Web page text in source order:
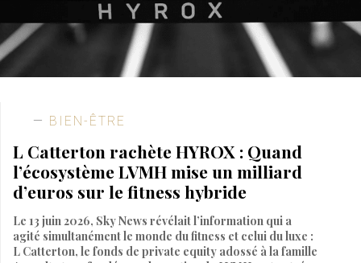
BIEN-ÊTRE
L Catterton rachète HYROX : Quand
l’écosystème LVMH mise un milliard
d’euros sur le fitness hybride
Le 13 juin 2026, Sky News révélait l’information qui a
agité simultanément le monde du fitness et celui du luxe :
L Catterton, le fonds de private equity adossé à la famille